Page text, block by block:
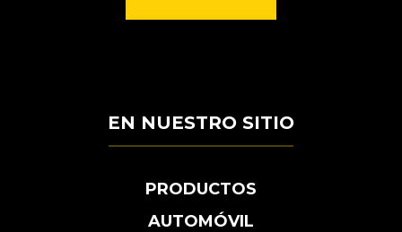
EN NUESTRO SITIO
PRODUCTOS
AUTOMÓVIL